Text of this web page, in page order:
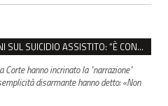
AFFONDO DEI VESCOVI EMILIANI SUL SUICIDIO ASSISTITO: “È CONTRO IL VALORE DELLA PERSONA”
hanno incrinato la "narrazione"
disarmante hanno detto: «Non